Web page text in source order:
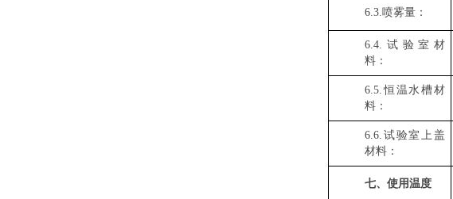
6.3.喷雾量：
6.4. 试验室 材
料 ：
6.5.恒温水槽材
料 ：
6.6. 试验室上盖
材料 ：
七、使用温度